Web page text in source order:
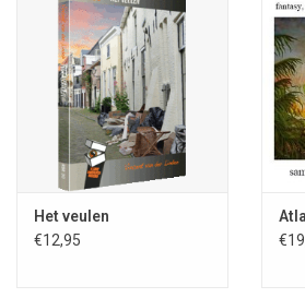
Amsterdam (waarbij tevens
gepresenteerd en daarnaast ook de
uitgereikt aan Roelof Goudriaan:
Het veulen
€12,95